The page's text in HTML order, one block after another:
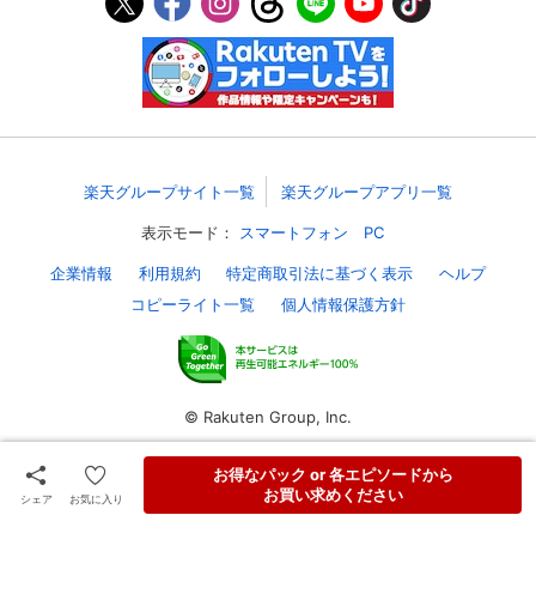
シェア お気に入り
お得なパック or 各エピソードから
お買い求めください
楽天グループサイト一覧 楽天グループアプリ一覧
表示モード： スマートフォン PC
企業情報 利用規約 特定商取引法に基づく表示
ヘルプ
コピーライト一覧
個人情報保護方針
© Rakuten Group, Inc.